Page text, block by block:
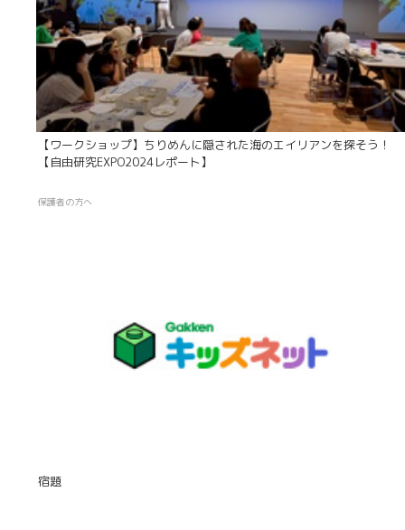
【ワークショップ】ちりめんに隠された海のエイリアンを探そう！
【自由研究EXPO2024レポート】
保護者の方へ
宿題